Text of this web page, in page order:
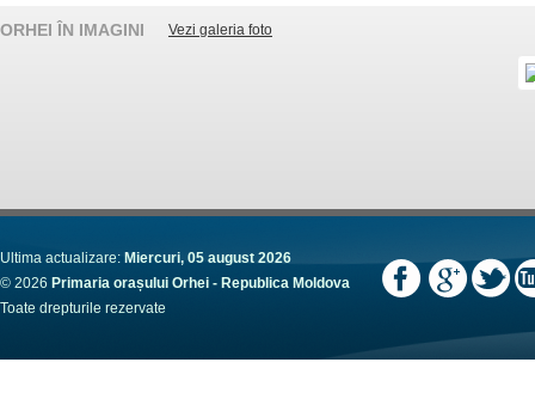
ORHEI ÎN IMAGINI Vezi galeria foto
Ultima actualizare: Miercuri, 05 august 2026
© 2026 Primaria orașului Orhei - Republica Moldova
Toate drepturile rezervate